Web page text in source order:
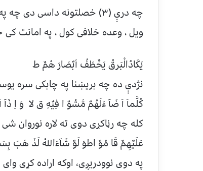
چه درې (۳) خصلتونه داسی
ویل ، وعده خلافی کول ، په امانت
یَکَادُالْبَرقُ یَخٌطَفُ اَبٌصَارَ هُمٌ ط
نژدې ده چه بریښنا په چابکی سره
کُلَّماَ اَ ضَآ ءَلَهُمٌ مَّشَوٌ ا فِیٌهِ ق لا وَ اِ ‌ذَآ
کله چه رڼاکړی دوی ته لاره نوروان
عَلَیٌهِمٌ قَا مُوٌ اطوَ لَوٌ شَآءَاللهُ لَذَ هَبَ
په دوی نوودریږی، اوکه اراده کړی